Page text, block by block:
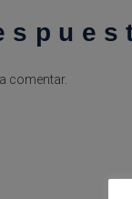
comentar.